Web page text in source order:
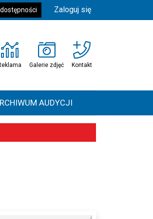
Zaloguj się
Galerie zdjęć Kontakt
AUDYCJI